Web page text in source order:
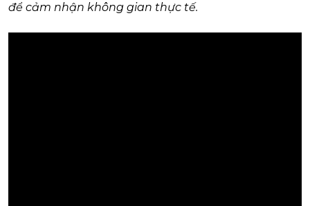
để cảm nhận không gian thực tế.